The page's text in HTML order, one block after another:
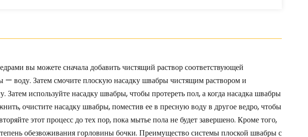
вы можете сначала добавить чистящий раствор соответствующей
— воду. Затем смочите плоскую насадку швабры чистящим раствором и
Затем используйте насадку швабры, чтобы протереть пол, а когда насадка швабры
очистите насадку швабры, поместив ее в пресную воду в другое ведро, чтобы
этот процесс до тех пор, пока мытье пола не будет завершено. Кроме того,
обезвоживания горловины бочки. Преимущество системы плоской швабры с